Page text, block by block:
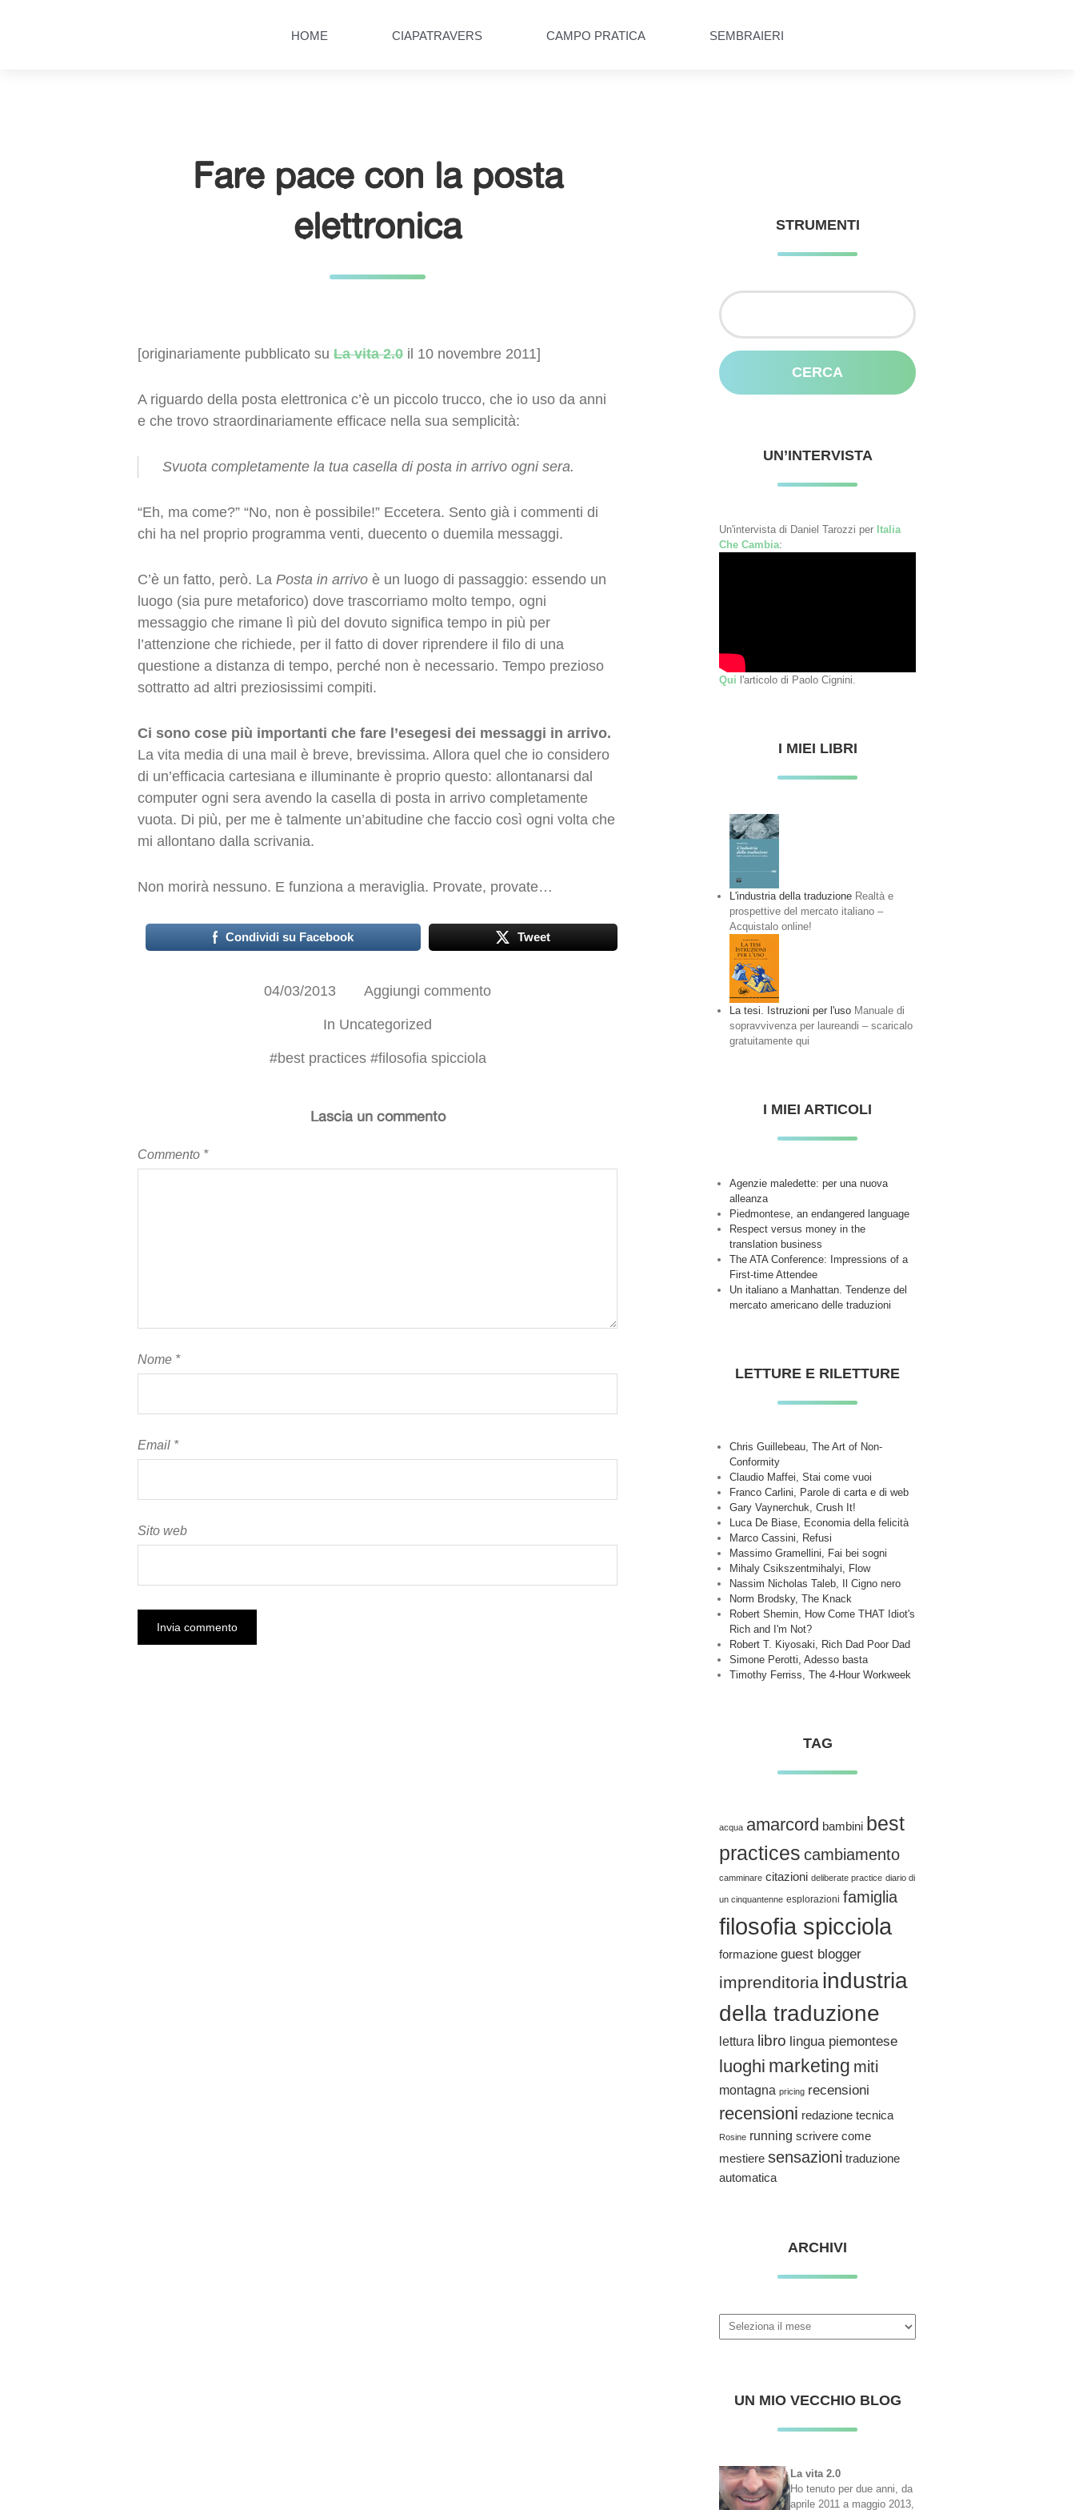
HOME CIAPATRAVERS CAMPO PRATICA SEMBRAIERI
Fare pace con la posta
elettronica
[originariamente pubblicato su La vita 2.0 il 10 novembre 2011]
A riguardo della posta elettronica c’è un piccolo trucco, che io uso da anni
e che trovo straordinariamente efficace nella sua semplicità:
Svuota completamente la tua casella di posta in arrivo ogni sera.
“Eh, ma come?” “No, non è possibile!” Eccetera. Sento già i commenti di
chi ha nel proprio programma venti, duecento o duemila messaggi.
C’è un fatto, però. La Posta in arrivo è un luogo di passaggio: essendo un
luogo (sia pure metaforico) dove trascorriamo molto tempo, ogni
messaggio che rimane lì più del dovuto significa tempo in più per
l’attenzione che richiede, per il fatto di dover riprendere il filo di una
questione a distanza di tempo, perché non è necessario. Tempo prezioso
sottratto ad altri preziosissimi compiti.
Ci sono cose più importanti che fare l’esegesi dei messaggi in arrivo.
La vita media di una mail è breve, brevissima. Allora quel che io considero
di un’efficacia cartesiana e illuminante è proprio questo: allontanarsi dal
computer ogni sera avendo la casella di posta in arrivo completamente
vuota. Di più, per me è talmente un’abitudine che faccio così ogni volta che
mi allontano dalla scrivania.
Non morirà nessuno. E funziona a meraviglia. Provate, provate…
Condividi su Facebook Tweet
04/03/2013 Aggiungi commento
In Uncategorized
#best practices#filosofia spicciola
Lascia un commento
Commento *
Nome *
Email *
Sito web
STRUMENTI
Ricerca
per:
UN’INTERVISTA
Un'intervista di Daniel Tarozzi per Italia
Che Cambia:
Qui l'articolo di Paolo Cignini.
I MIEI LIBRI
L'industria della traduzioneRealtà e
prospettive del mercato italiano –
Acquistalo online!
La tesi. Istruzioni per l'usoManuale di
sopravvivenza per laureandi – scaricalo
gratuitamente qui
I MIEI ARTICOLI
Agenzie maledette: per una nuova
alleanza
Piedmontese, an endangered language
Respect versus money in the
translation business
The ATA Conference: Impressions of a
First-time Attendee
Un italiano a Manhattan. Tendenze del
mercato americano delle traduzioni
LETTURE E RILETTURE
Chris Guillebeau, The Art of Non-
Conformity
Claudio Maffei, Stai come vuoi
Franco Carlini, Parole di carta e di web
Gary Vaynerchuk, Crush It!
Luca De Biase, Economia della felicità
Marco Cassini, Refusi
Massimo Gramellini, Fai bei sogni
Mihaly Csikszentmihalyi, Flow
Nassim Nicholas Taleb, Il Cigno nero
Norm Brodsky, The Knack
Robert Shemin, How Come THAT Idiot's
Rich and I'm Not?
Robert T. Kiyosaki, Rich Dad Poor Dad
Simone Perotti, Adesso basta
Timothy Ferriss, The 4-Hour Workweek
TAG
acqua amarcord bambini best
practices cambiamento
camminare citazioni deliberate practice diario di
un cinquantenne esplorazioni famiglia
filosofia spicciola
formazione guest blogger
imprenditoria industria
della traduzione
lettura libro lingua piemontese
luoghi marketing miti
montagna pricing recensioni
recensioni redazione tecnica
Rosine running scrivere come
mestiere sensazioni traduzione
automatica
ARCHIVI
Archivi
UN MIO VECCHIO BLOG
La vita 2.0
Ho tenuto per due anni, da
aprile 2011 a maggio 2013,